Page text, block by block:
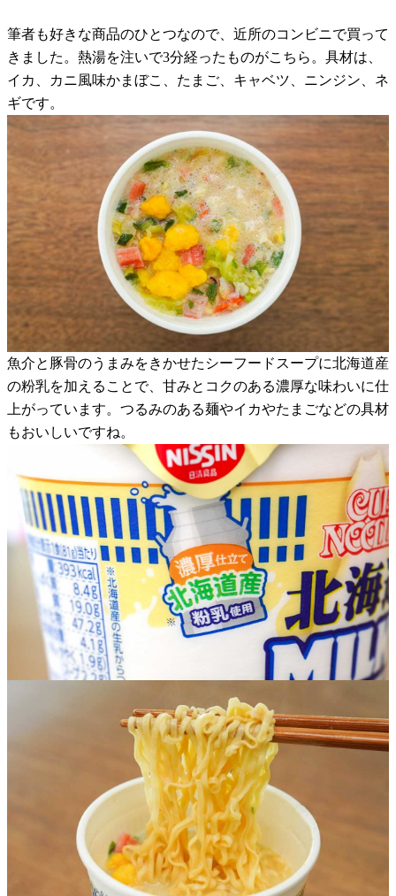
筆者も好きな商品のひとつなので、近所のコンビニで買って
きました。熱湯を注いで3分経ったものがこちら。具材は、
イカ、カニ風味かまぼこ、たまご、キャベツ、ニンジン、ネ
ギです。
魚介と豚骨のうまみをきかせたシーフードスープに北海道産
の粉乳を加えることで、甘みとコクのある濃厚な味わいに仕
上がっています。つるみのある麺やイカやたまごなどの具材
もおいしいですね。